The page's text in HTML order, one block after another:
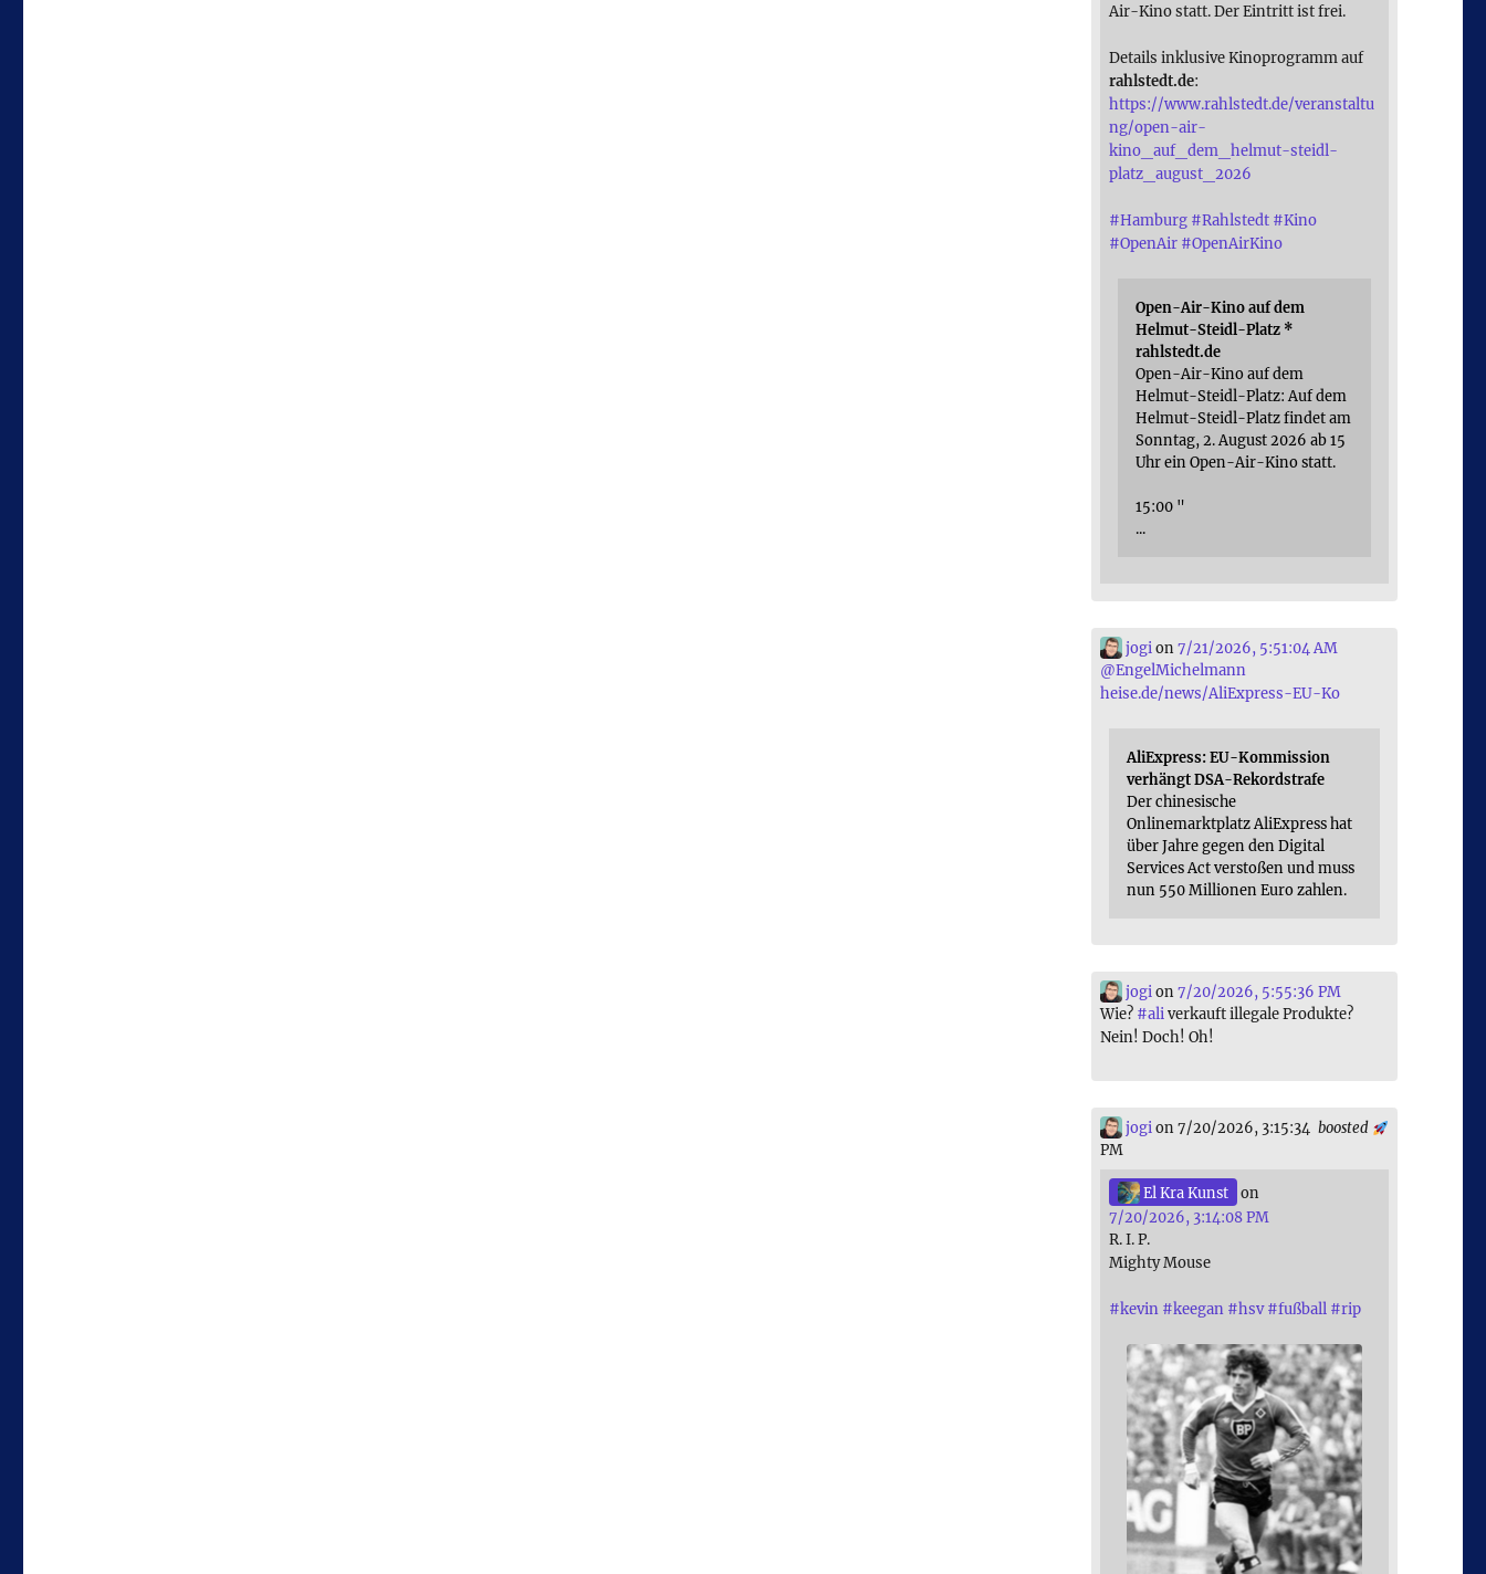
Air-Kino statt. Der Eintritt ist frei.
Details inklusive Kinoprogramm auf
rahlstedt.de:
https://www.rahlstedt.de/veranstaltu
ng/open-air-
kino_auf_dem_helmut-steidl-
platz_august_2026
#Hamburg #Rahlstedt #Kino
#OpenAir #OpenAirKino
Open-Air-Kino auf dem
Helmut-Steidl-Platz *
rahlstedt.de
Open-Air-Kino auf dem
Helmut-Steidl-Platz: Auf dem
Helmut-Steidl-Platz findet am
Sonntag, 2. August 2026 ab 15
Uhr ein Open-Air-Kino statt.
15:00 "
...
jogion7/21/2026, 5:51:04 AM
@EngelMichelmann
heise.de/news/AliExpress-EU-Ko
AliExpress: EU-Kommission
verhängt DSA-Rekordstrafe
Der chinesische
Onlinemarktplatz AliExpress hat
über Jahre gegen den Digital
Services Act verstoßen und muss
nun 550 Millionen Euro zahlen.
jogion7/20/2026, 5:55:36 PM
Wie? #aliverkauft illegale Produkte?
Nein! Doch! Oh!
boosted
jogion 7/20/2026, 3:15:34
PM
El Kra Kunst
on
7/20/2026, 3:14:08 PM
R. I. P.
Mighty Mouse
#kevin #keegan #hsv #fußball #rip